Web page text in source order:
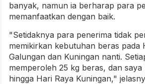
banyak, namun ia berharap para
memanfaatkan dengan baik.
"Setidaknya para penerima tidak
memikirkan kebutuhan beras pada
Galungan dan Kuningan nanti.
memperoleh 25 kg beras, dan
hingga Hari Raya Kuningan,"